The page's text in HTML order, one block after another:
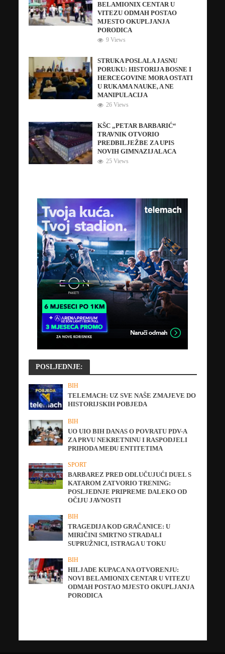
BELAMIONIX CENTAR U
VITEZU ODMAH POSTAO
MJESTO OKUPLJANJA
PORODICA
9 Views
STRUKA POSLALA JASNU
PORUKU: HISTORIJA BOSNE I
HERCEGOVINE MORA OSTATI
U RUKAMA NAUKE, A NE
MANIPULACIJA
26 Views
KŠC „PETAR BARBARIĆ“
TRAVNIK OTVORIO
PREDBILJEŽBE ZA UPIS
NOVIH GIMNAZIJALACA
25 Views
POSLJEDNJE:
BIH
TELEMACH: UZ SVE NAŠE ZMAJEVE DO
HISTORIJSKIH POBJEDA
BIH
UO UIO BIH DANAS O POVRATU PDV-A
ZA PRVU NEKRETNINU I RASPODJELI
PRIHODA MEĐU ENTITETIMA
SPORT
BARBAREZ PRED ODLUČUJUĆI DUEL S
KATAROM ZATVORIO TRENING:
POSLJEDNJE PRIPREME DALEKO OD
OČIJU JAVNOSTI
BIH
TRAGEDIJA KOD GRAČANICE: U
MIRIČINI SMRTNO STRADALI
SUPRUŽNICI, ISTRAGA U TOKU
BIH
HILJADE KUPACA NA OTVORENJU:
NOVI BELAMIONIX CENTAR U VITEZU
ODMAH POSTAO MJESTO OKUPLJANJA
PORODICA